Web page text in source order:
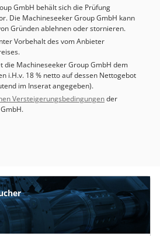
Materials 2. Druck- und
3. Gezielte Injektion in die
5. Minimale Rückstände
– Geringer Materialeinsatz –
Beeinträchtigung der
Systemarchitektur •
Schläuche • Injektionskopf •
mit Umlaufkühlung
GmbH behält sich die Prüfung
Die Machineseeker Group GmbH kann
Gründen ablehnen oder stornieren.
Vorbehalt des vom Anbieter
die Machineseeker Group GmbH dem
i.H.v. 18 % netto auf dessen Nettogebot
im Inserat angegeben).
Versteigerungsbedingungender